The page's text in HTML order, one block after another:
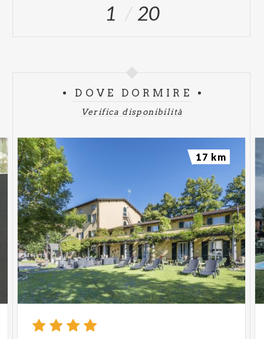
1 20
DOVE DORMIRE
Verifica disponibilità
17 km